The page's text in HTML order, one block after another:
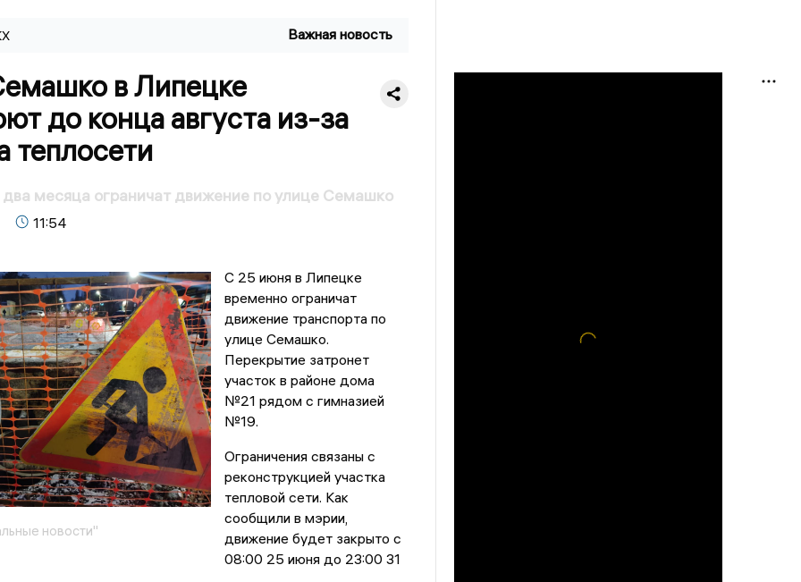
Важная новость
в Липецке
до конца августа из-за
теплосети
месяца ограничат движение по улице Семашко
11:54
новости"
С 25 июня в Липецке
временно ограничат
движение транспорта по
улице Семашко.
Перекрытие затронет
участок в районе дома
№21 рядом с гимназией
№19.
Ограничения связаны с
реконструкцией участка
тепловой сети. Как
сообщили в мэрии,
движение будет закрыто с
08:00 25 июня до 23:00 31